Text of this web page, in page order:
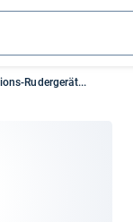
Rudergerät...